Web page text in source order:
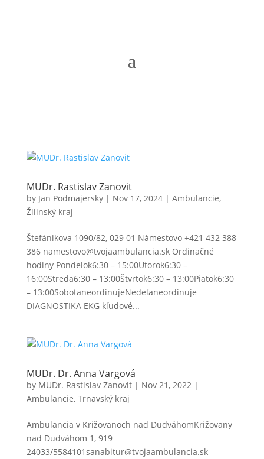
MUDr. Rastislav Zanovit
by Jan Podmajersky| Nov 17, 2024| Ambulancie,
Žilinský kraj
Štefánikova 1090/82, 029 01 Námestovo +421 432 388
386 namestovo@tvojaambulancia.sk Ordinačné
hodiny Pondelok6:30 – 15:00Utorok6:30 –
16:00Streda6:30 – 13:00Štvrtok6:30 – 13:00Piatok6:30
– 13:00SobotaneordinujeNedeľaneordinuje
DIAGNOSTIKA EKG kľudové...
MUDr. Dr. Anna Vargová
by MUDr. Rastislav Zanovit| Nov 21, 2022|
Ambulancie, Trnavský kraj
Ambulancia v Križovanoch nad DudváhomKrižovany
nad Dudváhom 1, 919
24033/5584101sanabitur@tvojaambulancia.sk